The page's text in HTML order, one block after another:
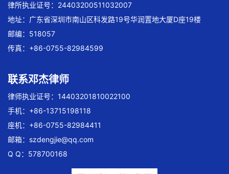
律所执业证号：24403200511032007
地址：广东省深圳市南山区科发路19号华润置地大厦D座19楼
邮编：518057
传真：+86-0755-82984599
联系邓杰律师
律师执业证号：14403201810022100
手机：+86-13715198118
座机：+86-0755-82984411
邮箱： szdengjie@qq.com
Q Q：578700168